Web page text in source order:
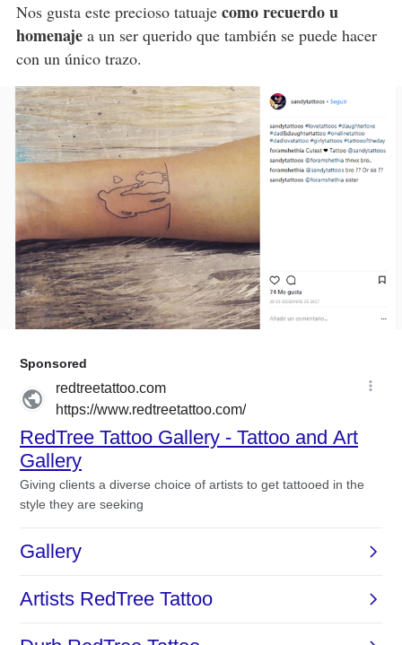
Nos gusta este precioso tatuajecomo recuerdo u
homenajea un ser querido que también se puede hacer
con un único trazo.